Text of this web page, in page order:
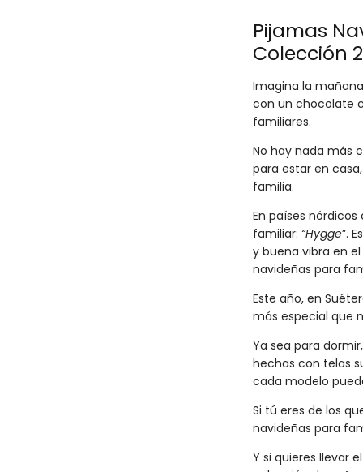
Pijamas
Colección
Imagina la
con un chocolate
familiares.
No hay nada más
para estar en
familia.
En países
familiar: “Hygge”.
y buena vibra en
navideñas para
Este año, en
más especial que
Ya sea para
hechas con telas
cada modelo
Si tú eres de los
navideñas para
Y si quieres llevar